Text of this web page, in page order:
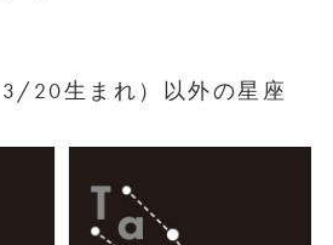
20生まれ）以外の星座